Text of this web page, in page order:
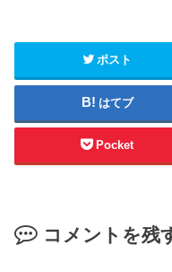
ポスト
はてブ
Pocket
コメントを残